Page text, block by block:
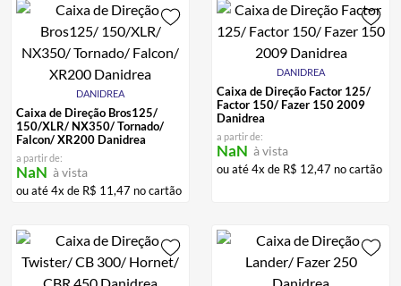
DANIDREA
Caixa de Direção Bros125/
150/XLR/ NX350/ Tornado/
Falcon/ XR200 Danidrea
a partir de:
NaN à vista
ou até4x de R$ 11,47 no cartão
DANIDREA
Caixa de Direção Factor 125/
Factor 150/ Fazer 150 2009
Danidrea
a partir de:
NaN à vista
ou até4x de R$ 12,47 no cartão